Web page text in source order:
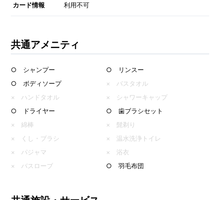
カード情報 利用不可
共通アメニティ
○ シャンプー
○ リンスー
○ ボディソープ
× バスタオル
× ハンドタオル
× シャワーキャップ
○ ドライヤー
○ 歯ブラシセット
× 綿棒
× 髭剃り
× くし・ブラシ
× 温水洗浄トイレ
× パジャマ
× 浴衣
× バスローブ
○ 羽毛布団